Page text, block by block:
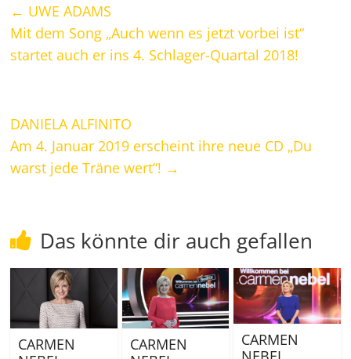
← UWE ADAMS
Mit dem Song „Auch wenn es jetzt vorbei ist“
startet auch er ins 4. Schlager-Quartal 2018!
DANIELA ALFINITO
Am 4. Januar 2019 erscheint ihre neue CD „Du
warst jede Träne wert“! →
Das könnte dir auch gefallen
CARMEN
CARMEN
CARMEN